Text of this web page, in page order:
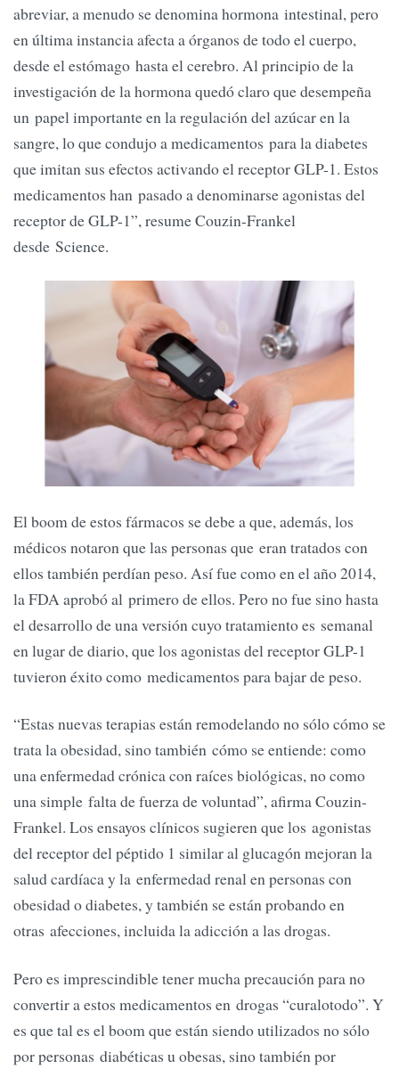
abreviar, a menudo se denomina hormona intestinal, pero
en última instancia afecta a órganos de todo el cuerpo,
desde el estómago hasta el cerebro. Al principio de la
investigación de la hormona quedó claro que desempeña
un papel importante en la regulación del azúcar en la
sangre, lo que condujo a medicamentos para la diabetes
que imitan sus efectos activando el receptor GLP-1. Estos
medicamentos han pasado a denominarse agonistas del
receptor de GLP-1”, resume Couzin-Frankel
desde Science.
El boom de estos fármacos se debe a que, además, los
médicos notaron que las personas que eran tratados con
ellos también perdían peso. Así fue como en el año 2014,
la FDA aprobó al primero de ellos. Pero no fue sino hasta
el desarrollo de una versión cuyo tratamiento es semanal
en lugar de diario, que los agonistas del receptor GLP-1
tuvieron éxito como medicamentos para bajar de peso.
“Estas nuevas terapias están remodelando no sólo cómo se
trata la obesidad, sino también cómo se entiende: como
una enfermedad crónica con raíces biológicas, no como
una simple falta de fuerza de voluntad”, afirma Couzin-
Frankel. Los ensayos clínicos sugieren que los agonistas
del receptor del péptido 1 similar al glucagón mejoran la
salud cardíaca y la enfermedad renal en personas con
obesidad o diabetes, y también se están probando en
otras afecciones, incluida la adicción a las drogas.
Pero es imprescindible tener mucha precaución para no
convertir a estos medicamentos en drogas “curalotodo”. Y
es que tal es el boom que están siendo utilizados no sólo
por personas diabéticas u obesas, sino también por